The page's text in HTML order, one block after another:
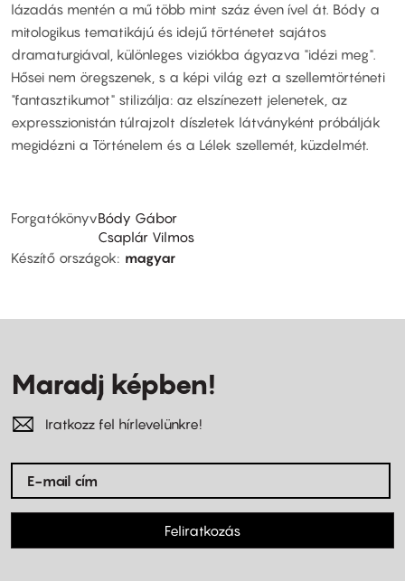
lázadás mentén a mű több mint száz éven ível át. Bódy a
mitologikus tematikájú és idejű történetet sajátos
dramaturgiával, különleges viziókba ágyazva "idézi meg".
Hősei nem öregszenek, s a képi világ ezt a szellemtörténeti
"fantasztikumot" stilizálja: az elszínezett jelenetek, az
expresszionistán túlrajzolt díszletek látványként próbálják
megidézni a Történelem és a Lélek szellemét, küzdelmét.
ForgatókönyvBódy Gábor
Csaplár Vilmos
Készítő országok
magyar
Maradj képben!
Iratkozz fel hírlevelünkre!
Feliratkozás